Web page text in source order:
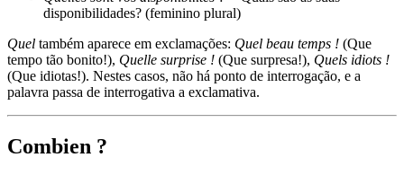
disponibilidades? (feminino plural)
Quel também aparece em exclamações: Quel beau temps ! (Que
tempo tão bonito!), Quelle surprise ! (Que surpresa!), Quels idiots !
(Que idiotas!). Nestes casos, não há ponto de interrogação, e a
palavra passa de interrogativa a exclamativa.
Combien ?